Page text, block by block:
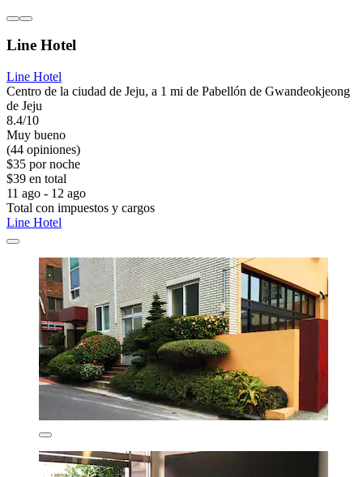
Line Hotel
Line Hotel
Centro de la ciudad de Jeju, a 1 mi de Pabellón de Gwandeokjeong
de Jeju
8.4/10
Muy bueno
(44 opiniones)
$35 por noche
$39 en total
11 ago - 12 ago
Total con impuestos y cargos
Line Hotel